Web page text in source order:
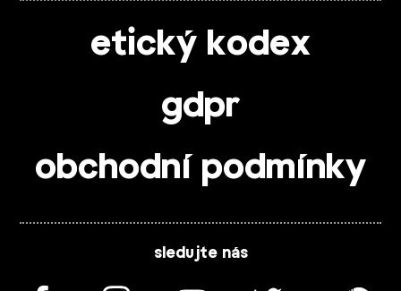
etický kodex
gdpr
obchodní podmínky
sledujte nás